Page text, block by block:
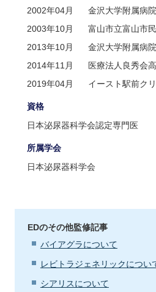
2002年04月
金沢大学附属病
2003年10月
富山市立富山市
2013年10月
金沢大学附属病
2014年11月
医療法人良秀会
2019年04月
イースト駅前ク
資格
日本泌尿器科学会認定専門医
所属学会
日本泌尿器科学会
EDのその他監修記事
バイアグラについて
レビトラジェネリックについ
シアリスについて